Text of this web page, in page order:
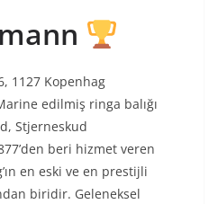
1127 Kopenhag
edilmiş ringa balığı
Stjerneskud
beri hizmet veren
en eski ve en prestijli
biridir. Geleneksel